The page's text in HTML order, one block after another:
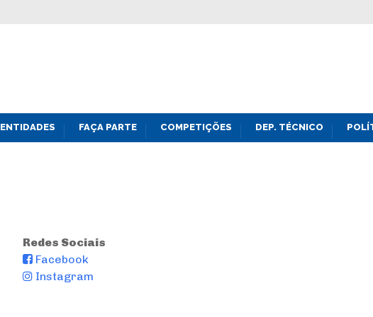
ENTIDADES FAÇA PARTE COMPETIÇÕES DEP. TÉCNICO
Redes Sociais
Facebook
Instagram